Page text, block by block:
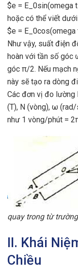
$e = E_0sin(omega
hoặc có thể viết
$e =
Như vậy, suất điện
hoàn với tần số góc
góc π/2. Nếu mạch
này sẽ tạo ra dòng
Các đơn vị đo lường
(T), N (vòng), ω
như 1 vòng/phút =
quay trong từ trường
II. Khái
Chiều